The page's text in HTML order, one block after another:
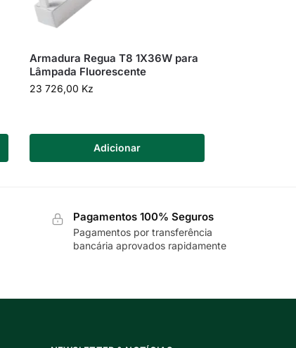
Armadura Regua T8 1X36W para
Lâmpada Fluorescente
23 726,00 Kz
Adicionar
Pagamentos 100% Seguros
Pagamentos por transferência
bancária aprovados rapidamente